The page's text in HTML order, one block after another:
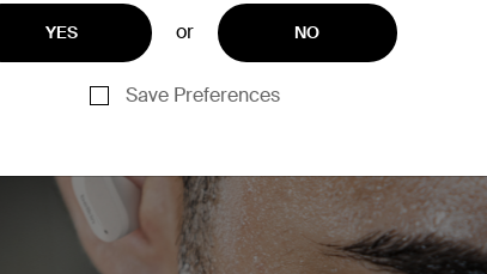
YES or NO
Save Preferences